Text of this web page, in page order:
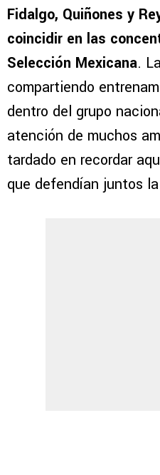
Fidalgo, Quiñones y
coincidir en las
Selección Mexicana.
compartiendo
dentro del grupo
atención de muchos
tardado en recordar
que defendían juntos